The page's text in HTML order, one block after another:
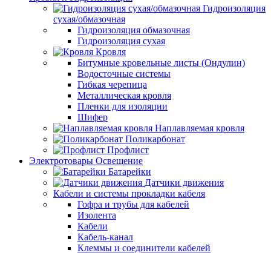
Гидроизоляция
сухая/обмазочная
Гидроизоляция обмазочная
Гидроизоляция сухая
Кровля
Битумные кровельные листы (Ондулин)
Водосточные системы
Гибкая черепица
Металлическая кровля
Пленки для изоляции
Шифер
Наплавляемая кровля
Поликарбонат
Профлист
Электротовары Освещение
Батарейки
Датчики движения
Кабели и системы прокладки кабеля
Гофра и трубы для кабелей
Изолента
Кабели
Кабель-канал
Клеммы и соединители кабелей